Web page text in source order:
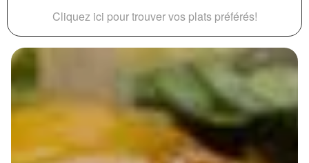
Cliquez ici pour trouver vos plats préférés!